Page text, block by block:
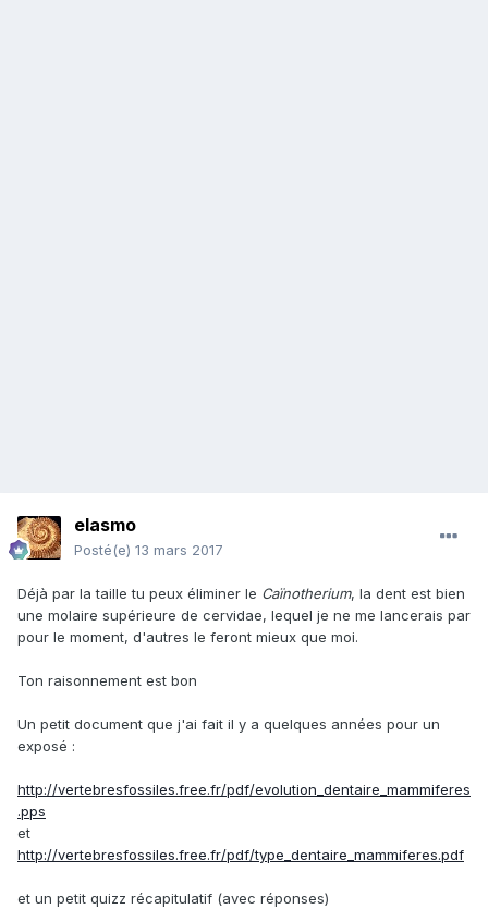
elasmo
Posté(e) 13 mars 2017
Déjà par la taille tu peux éliminer le Caïnotherium, la dent est bien
une molaire supérieure de cervidae, lequel je ne me lancerais par
pour le moment, d'autres le feront mieux que moi.
Ton raisonnement est bon
Un petit document que j'ai fait il y a quelques années pour un
exposé :
http://vertebresfossiles.free.fr/pdf/evolution_dentaire_mammiferes
.pps
et
http://vertebresfossiles.free.fr/pdf/type_dentaire_mammiferes.pdf
et un petit quizz récapitulatif (avec réponses)